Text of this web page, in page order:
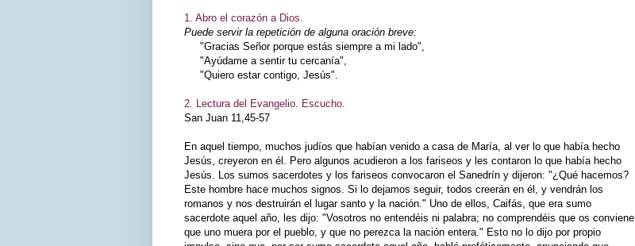
1. Abro el corazón a Dios.
Puede servir la repetición de alguna oración breve:
"Gracias Señor porque estás siempre a mi lado",
"Ayúdame a sentir tu cercanía",
"Quiero estar contigo, Jesús".
2. Lectura del Evangelio. Escucho.
San Juan 11,45-57
En aquel tiempo, muchos judíos que habían venido a casa de María, al ver lo que había hecho
Jesús, creyeron en él. Pero algunos acudieron a los fariseos y les contaron lo que había hecho
Jesús. Los sumos sacerdotes y los fariseos convocaron el Sanedrín y dijeron: "¿Qué hacemos?
Este hombre hace muchos signos. Si lo dejamos seguir, todos creerán en él, y vendrán los
romanos y nos destruirán el lugar santo y la nación." Uno de ellos, Caifás, que era sumo
sacerdote aquel año, les dijo: "Vosotros no entendéis ni palabra; no comprendéis que os conviene
que uno muera por el pueblo, y que no perezca la nación entera." Esto no lo dijo por propio